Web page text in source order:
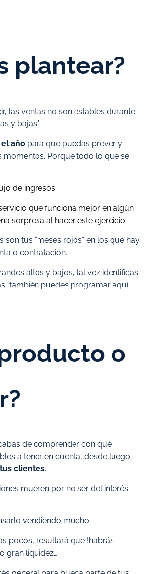
plantear?
las ventas no son estables durante
y bajas”.
año para que puedas prever y
momentos. Porque todo lo que se
de ingresos.
que funciona mejor en algún
sorpresa al hacer este ejercicio.
tus “meses rojos” en los que hay
o contratación.
altos y bajos, tal vez identificas
también puedes programar aquí
o
de comprender con qué
a tener en cuenta, desde luego
clientes.
mueren por no ser del interés
vendiendo mucho.
pocos, resultará que !habrás
gran liquidez…